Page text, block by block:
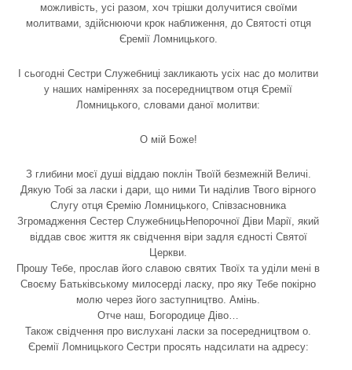
можливість, усі разом, хоч трішки долучитися своїми
молитвами, здійснюючи крок наближення, до Святості отця
Єремії Ломницького.
І сьогодні Сестри Служебниці закликають усіх нас до молитви
у наших наміреннях за посередництвом отця Єремії
Ломницького, словами даної молитви:
О мій Боже!
З глибини моєї душі віддаю поклін Твоїй безмежній Величі.
Дякую Тобі за ласки і дари, що ними Ти наділив Твого вірного
Слугу отця Єремію Ломницького, Співзасновника
Згромадження Сестер СлужебницьНепорочної Діви Марії, який
віддав своє життя як свідчення віри задля єдності Святої
Церкви.
Прошу Тебе, прослав його славою святих Твоїх та уділи мені в
Своєму Батьківському милосерді ласку, про яку Тебе покірно
молю через його заступництво. Амінь.
Отче наш, Богородице Діво…
Також свідчення про вислухані ласки за посередництвом о.
Єремії Ломницького Сестри просять надсилати на адресу: